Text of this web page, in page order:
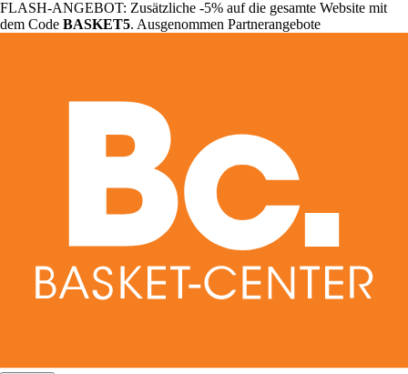
FLASH-ANGEBOT: Zusätzliche -5% auf die gesamte Website mit
dem Code BASKET5. Ausgenommen Partnerangebote